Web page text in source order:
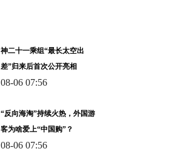
神二十一乘组“最长太空出
差”归来后首次公开亮相
08-06 07:56
“反向海淘”持续火热，外国游
客为啥爱上“中国购”？
08-06 07:56